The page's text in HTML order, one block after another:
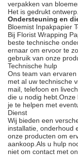
verpakken van
Het is gedrukt ontwerp.
Ondersteuning en
Bloemist Inpakpapier
Bij Florist Wrapping
beste technische
ernaar om ervoor te
gebruik van onze
Technische hulp
Ons team van
met al uw technische
mail, telefoon en
die u nodig
je te helpen met
Dienst
Wij bieden een
installatie, onderhoud
onze producten om
aankoop.Als u hulp
niet om contact met